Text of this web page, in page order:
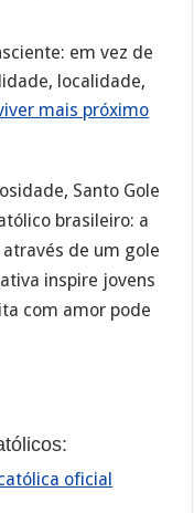
em vez de
localidade,
mais próximo
Santo Gole
brasileiro: a
de um gole
inspire jovens
com amor pode
oficial